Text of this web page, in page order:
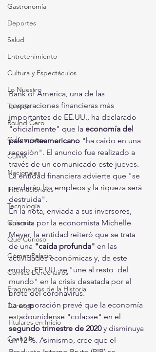
Gastronomía
Deportes
Salud
Entretenimiento
Cultura y Espectáculos
Lo Nuestro
Torreón
Round Cero
Columnistas
CDMX
Nacionales
Internacionales
Tecnología
Chismes
Qué Curioso
Gómez Palacio
Comics Derechairos
Fragmentos de la Historia
Durango
Titulares en Inicio
Coahuila
Bank of America, una de las
corporaciones financieras más
importantes de EE.UU., ha declarado
"oficialmente" que la economía del
país norteamericano "ha caído en una
recesión". El anuncio fue realizado a
través de un comunicado este jueves.
La entidad financiera advierte que "se
perderán los empleos y la riqueza será
destruida".
En la nota, enviada a sus inversores,
suscrita por la economista Michelle
Meyer, la entidad reiteró que se trata
de una "caída profunda" en las
actividades económicas y, de este
modo, EE.UU. se "une al resto  del
mundo" en la crisis desatada por el
brote del coronavirus.
La corporación prevé que la economía
estadounidense "colapse" en el
segundo trimestre de 2020 y disminuya
un 12 %. Asimismo, cree que el